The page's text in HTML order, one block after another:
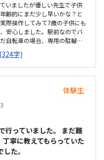
いましたが優しい先生で子供
齢的にまだ少し早いかな？と
際操作してみて7歳の子供にも
安心しました。駅前なのでバ
自転車の場合、専用の駐輪場
雰囲気でよかったです。もう
いたので。予算内でした。入
スト代や維持費がかからない
た雰囲気でよかったです。先
字)
体験生
行っていました。 まだ難
寧に教えてもらっていた
た。